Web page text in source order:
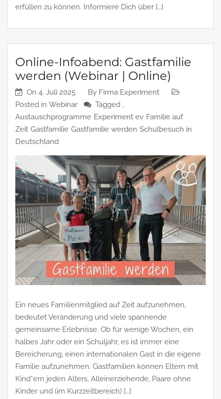
erfüllen zu können. Informiere Dich über […]
Online-Infoabend: Gastfamilie
werden (Webinar | Online)
On 4. Juli 2025 By Firma Experiment
Posted in Webinar
Tagged ,
Austauschprogramme Experiment ev Familie auf
Zeit Gastfamilie Gastfamilie werden Schulbesuch in
Deutschland
Ein neues Familienmitglied auf Zeit aufzunehmen,
bedeutet Veränderung und viele spannende
gemeinsame Erlebnisse. Ob für wenige Wochen, ein
halbes Jahr oder ein Schuljahr, es ist immer eine
Bereicherung, einen internationalen Gast in die eigene
Familie aufzunehmen. Gastfamilien können Eltern mit
Kind*ern jeden Alters, Alleinerziehende, Paare ohne
Kinder und (im Kurzzeitbereich) […]